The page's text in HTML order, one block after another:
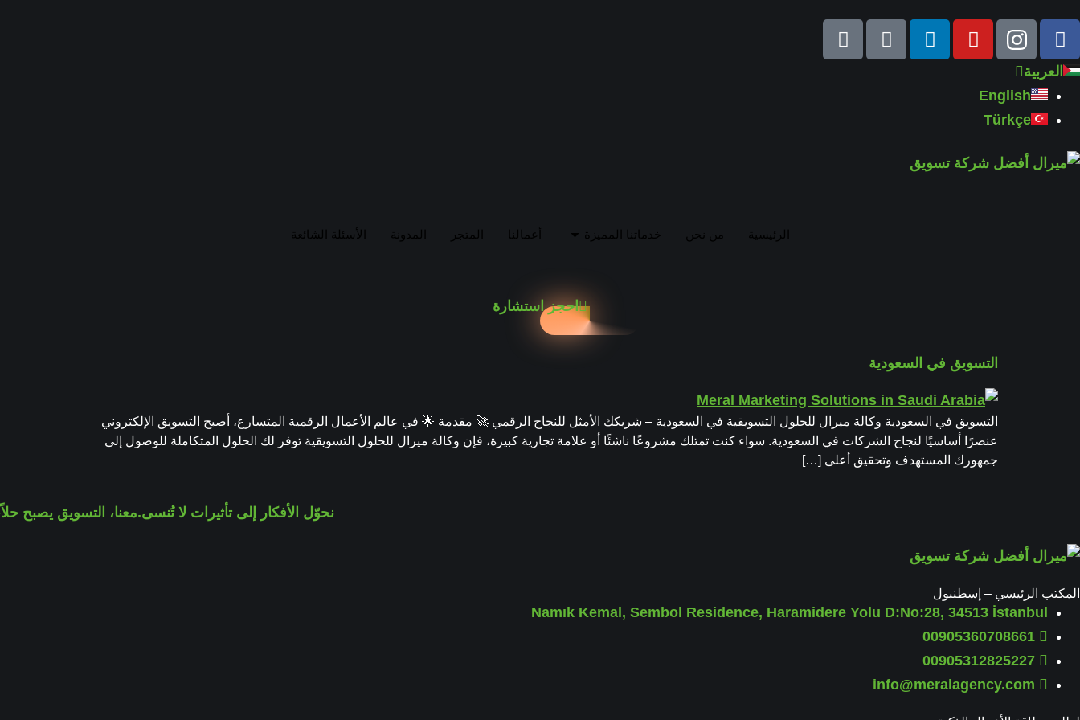
العربية
English
Türkçe
الرئيسية من نحن خدماتنا المميزة أعمالنا المتجر المدونة الأسئلة الشائعة
احجز استشارة
التسويق في السعودية
التسويق في السعودية وكالة ميرال للحلول التسويقية في السعودية – شريكك الأمثل للنجاح الرقمي 🚀 مقدمة 🌟 في عالم الأعمال الرقمية المتسارع، أصبح التسويق الإلكتروني
عنصرًا أساسيًا لنجاح الشركات في السعودية. سواء كنت تمتلك مشروعًا ناشئًا أو علامة تجارية كبيرة، فإن وكالة ميرال للحلول التسويقية توفر لك الحلول المتكاملة للوصول إلى
جمهورك المستهدف وتحقيق أعلى […]
معنا، التسويق يصبحنحوّل الأفكار إلى تأثيرات لا تُنسى.
المكتب الرئيسي – إسطنبول
Namık Kemal, Sembol Residence, Haramidere Yolu D:No:28, 34513 İstanbul
00905360708661
00905312825227
info@meralagency.com